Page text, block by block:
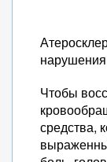
Чтобы
средства,